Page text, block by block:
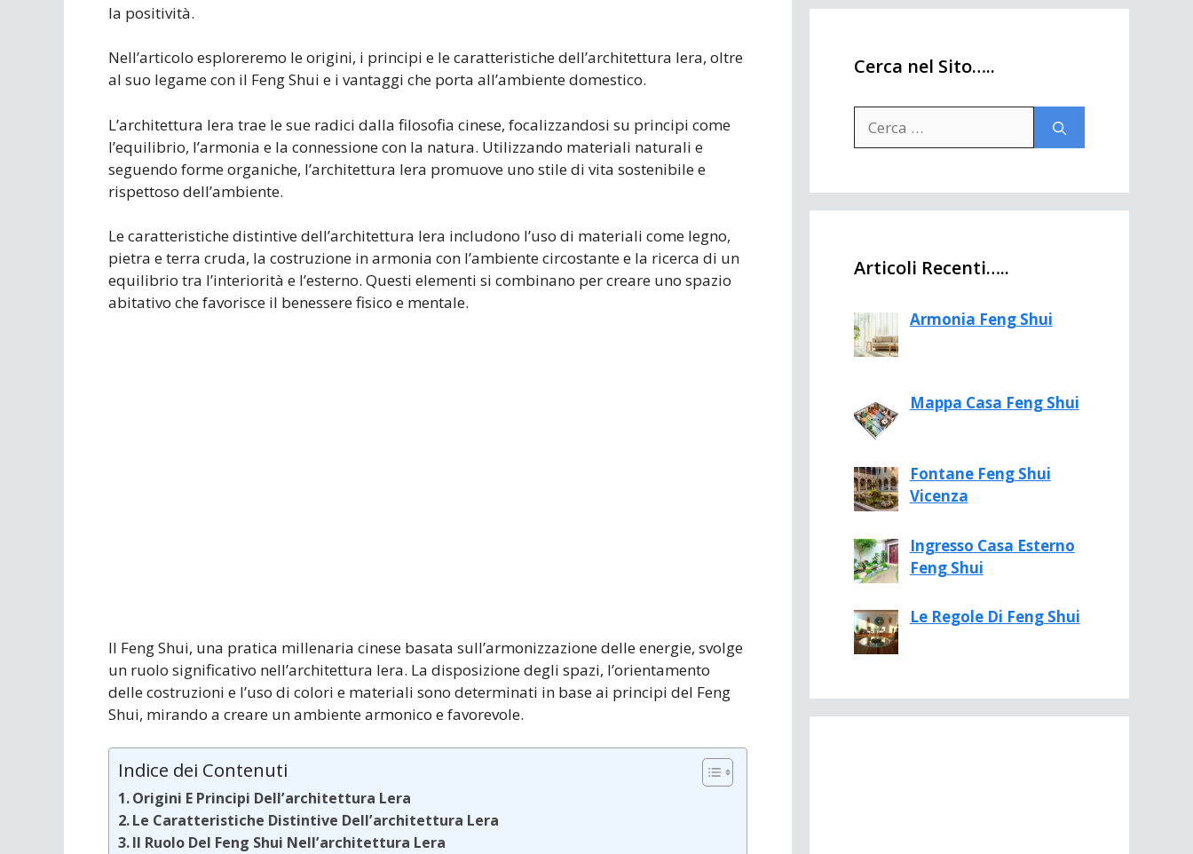
la positività.
Nell’articolo esploreremo le origini, i principi e le caratteristiche dell’architettura lera, oltre
al suo legame con il Feng Shui e i vantaggi che porta all’ambiente domestico.
L’architettura lera trae le sue radici dalla filosofia cinese, focalizzandosi su principi come
l’equilibrio, l’armonia e la connessione con la natura. Utilizzando materiali naturali e
seguendo forme organiche, l’architettura lera promuove uno stile di vita sostenibile e
rispettoso dell’ambiente.
Le caratteristiche distintive dell’architettura lera includono l’uso di materiali come legno,
pietra e terra cruda, la costruzione in armonia con l’ambiente circostante e la ricerca di un
equilibrio tra l’interiorità e l’esterno. Questi elementi si combinano per creare uno spazio
abitativo che favorisce il benessere fisico e mentale.
Il Feng Shui, una pratica millenaria cinese basata sull’armonizzazione delle energie, svolge
un ruolo significativo nell’architettura lera. La disposizione degli spazi, l’orientamento
delle costruzioni e l’uso di colori e materiali sono determinati in base ai principi del Feng
Shui, mirando a creare un ambiente armonico e favorevole.
Indice dei Contenuti
Origini E Principi Dell’architettura Lera
Le Caratteristiche Distintive Dell’architettura Lera
Il Ruolo Del Feng Shui Nell’architettura Lera
Cerca nel Sito…..
per:
Articoli Recenti…..
Armonia Feng Shui
Mappa Casa Feng Shui
Fontane Feng Shui
Vicenza
Ingresso Casa Esterno
Feng Shui
Le Regole Di Feng Shui